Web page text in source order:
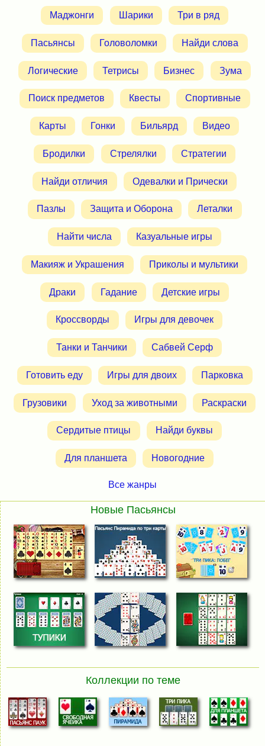
Маджонги Шарики Три в ряд
Пасьянсы Головоломки Найди слова
Логические Тетрисы Бизнес Зума
Поиск предметов Квесты Спортивные
Карты Гонки Бильярд Видео
Бродилки Стрелялки Стратегии
Найди отличия Одевалки и Прически
Пазлы Защита и Оборона Леталки
Найти числа Казуальные игры
Макияж и Украшения Приколы и мультики
Драки Гадание Детские игры
Кроссворды Игры для девочек
Танки и Танчики Сабвей Серф
Готовить еду Игры для двоих Парковка
Грузовики Уход за животными Раскраски
Сердитые птицы Найди буквы
Для планшета Новогодние
Все жанры
Новые Пасьянсы
Коллекции по теме